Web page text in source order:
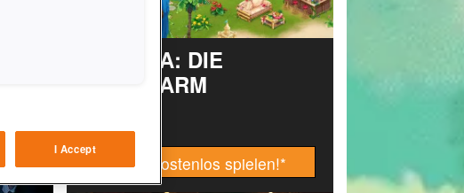
TAONGA: DIE
INSELFARM
Jetzt kostenlos spielen!*
I Accept